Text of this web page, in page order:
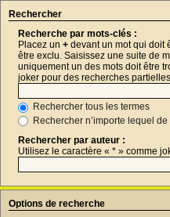
Rechercher
Recherche par mots-clés :
Placez un + devant un mot qui doit
être exclu. Saisissez une suite de
uniquement un des mots doit être
joker pour des recherches
Rechercher tous les termes
Rechercher n’importe lequel
Rechercher par auteur :
Utilisez le caractère « * » comme
Options de recherche